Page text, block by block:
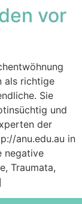
vor
als richtige
Sie
und
der
anu.edu.au in
negative
Traumata,